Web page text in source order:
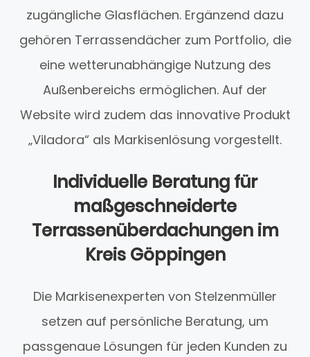
zugängliche Glasflächen. Ergänzend dazu
gehören Terrassendächer zum Portfolio, die
eine wetterunabhängige Nutzung des
Außenbereichs ermöglichen. Auf der
Website wird zudem das innovative Produkt
„Viladora“ als Markisenlösung vorgestellt.
Individuelle Beratung für
maßgeschneiderte
Terrassenüberdachungen im
Kreis Göppingen
Die Markisenexperten von Stelzenmüller
setzen auf persönliche Beratung, um
passgenaue Lösungen für jeden Kunden zu